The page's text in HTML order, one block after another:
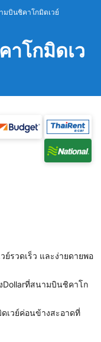
มบินชิคาโกมิดเวย์
โกมิดเว
รวดเร็ว และง่ายดายพอ
Dollarที่สนามบินชิคาโก
เวย์ค่อนข้างสะอาดที่